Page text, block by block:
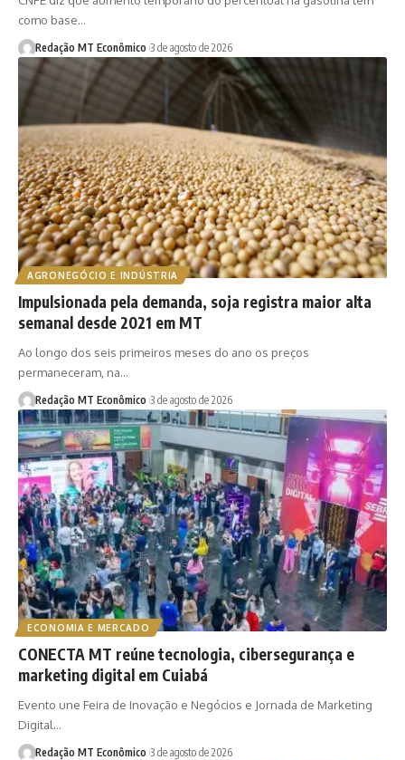
como base…
Redação MT Econômico 3 de agosto de 2026
AGRONEGÓCIO E INDÚSTRIA
Impulsionada pela demanda, soja registra maior alta
semanal desde 2021 em MT
Ao longo dos seis primeiros meses do ano os preços
permaneceram, na…
Redação MT Econômico 3 de agosto de 2026
ECONOMIA E MERCADO
CONECTA MT reúne tecnologia, cibersegurança e
marketing digital em Cuiabá
Evento une Feira de Inovação e Negócios e Jornada de Marketing
Digital…
Redação MT Econômico 3 de agosto de 2026